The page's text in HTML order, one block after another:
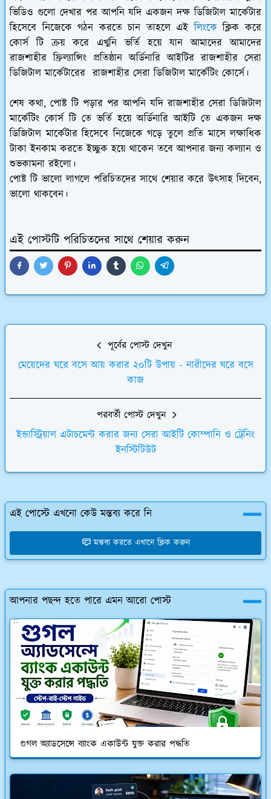
ভিডিও গুলো দেখার পর আপনি যদি একজন দক্ষ ডিজিটাল মার্কেটার
হিসেবে নিজেকে গঠন করতে চান তাহলে এইলিংকেক্লিক করে
কোর্স টি ক্রয় করে এখুনি ভর্তি হয়ে যান আমাদের আমাদের
রাজশাহীর ফ্রিল্যান্সিং প্রতিষ্ঠান অর্ডিনারি আইটির রাজশাহীর সেরা
ডিজিটাল মার্কেটারের রাজশাহীর সেরা ডিজিটাল মার্কেটিং কোর্সে।
শেষ কথা, পোষ্ট টি পড়ার পর আপনি যদি রাজশাহীর সেরা ডিজিটাল
মার্কেটিং কোর্স টি তে ভর্তি হয়ে অর্ডিনারি আইটি তে একজন দক্ষ
ডিজিটাল মার্কেটার হিসেবে নিজেকে গড়ে তুলে প্রতি মাসে লক্ষাধিক
টাকা ইনকাম করতে ইচ্ছুক হয়ে থাকেন তবে আপনার জন্য কল্যান ও
শুভকামনা রইলো।
পোষ্ট টি ভালো লাগলে পরিচিতদের সাথে শেয়ার করে উৎসাহ দিবেন,
ভালো থাকবেন।
এই পোস্টটি পরিচিতদের সাথে শেয়ার করুন
পূর্বের পোস্ট দেখুন
মেয়েদের ঘরে বসে আয় করার ২০টি উপায় - নারীদের ঘরে বসে
কাজ
পরবর্তী পোস্ট দেখুন
ইন্ডাস্ট্রিয়াল এটাচমেন্ট করার জন্য সেরা আইটি কোম্পানি ও ট্রেনিং
ইনস্টিটিউট
এই পোস্টে এখনো কেউ মন্তব্য করে নি
মন্তব্য করতে এখানে ক্লিক করুন
আপনার পছন্দ হতে পারে এমন আরো পোস্ট
গুগল অ্যাডসেন্সে ব্যাংক একাউন্ট যুক্ত করার পদ্ধতি